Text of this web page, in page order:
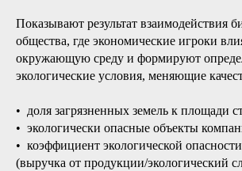
Показывают результат взаимодействия
общества, где экономические игроки
окружающую среду и формируют
экологические условия, меняющие
• доля загрязненных земель к площади
• экологически опасные объекты
• коэффициент экологической
(выручка от продукции/экологический